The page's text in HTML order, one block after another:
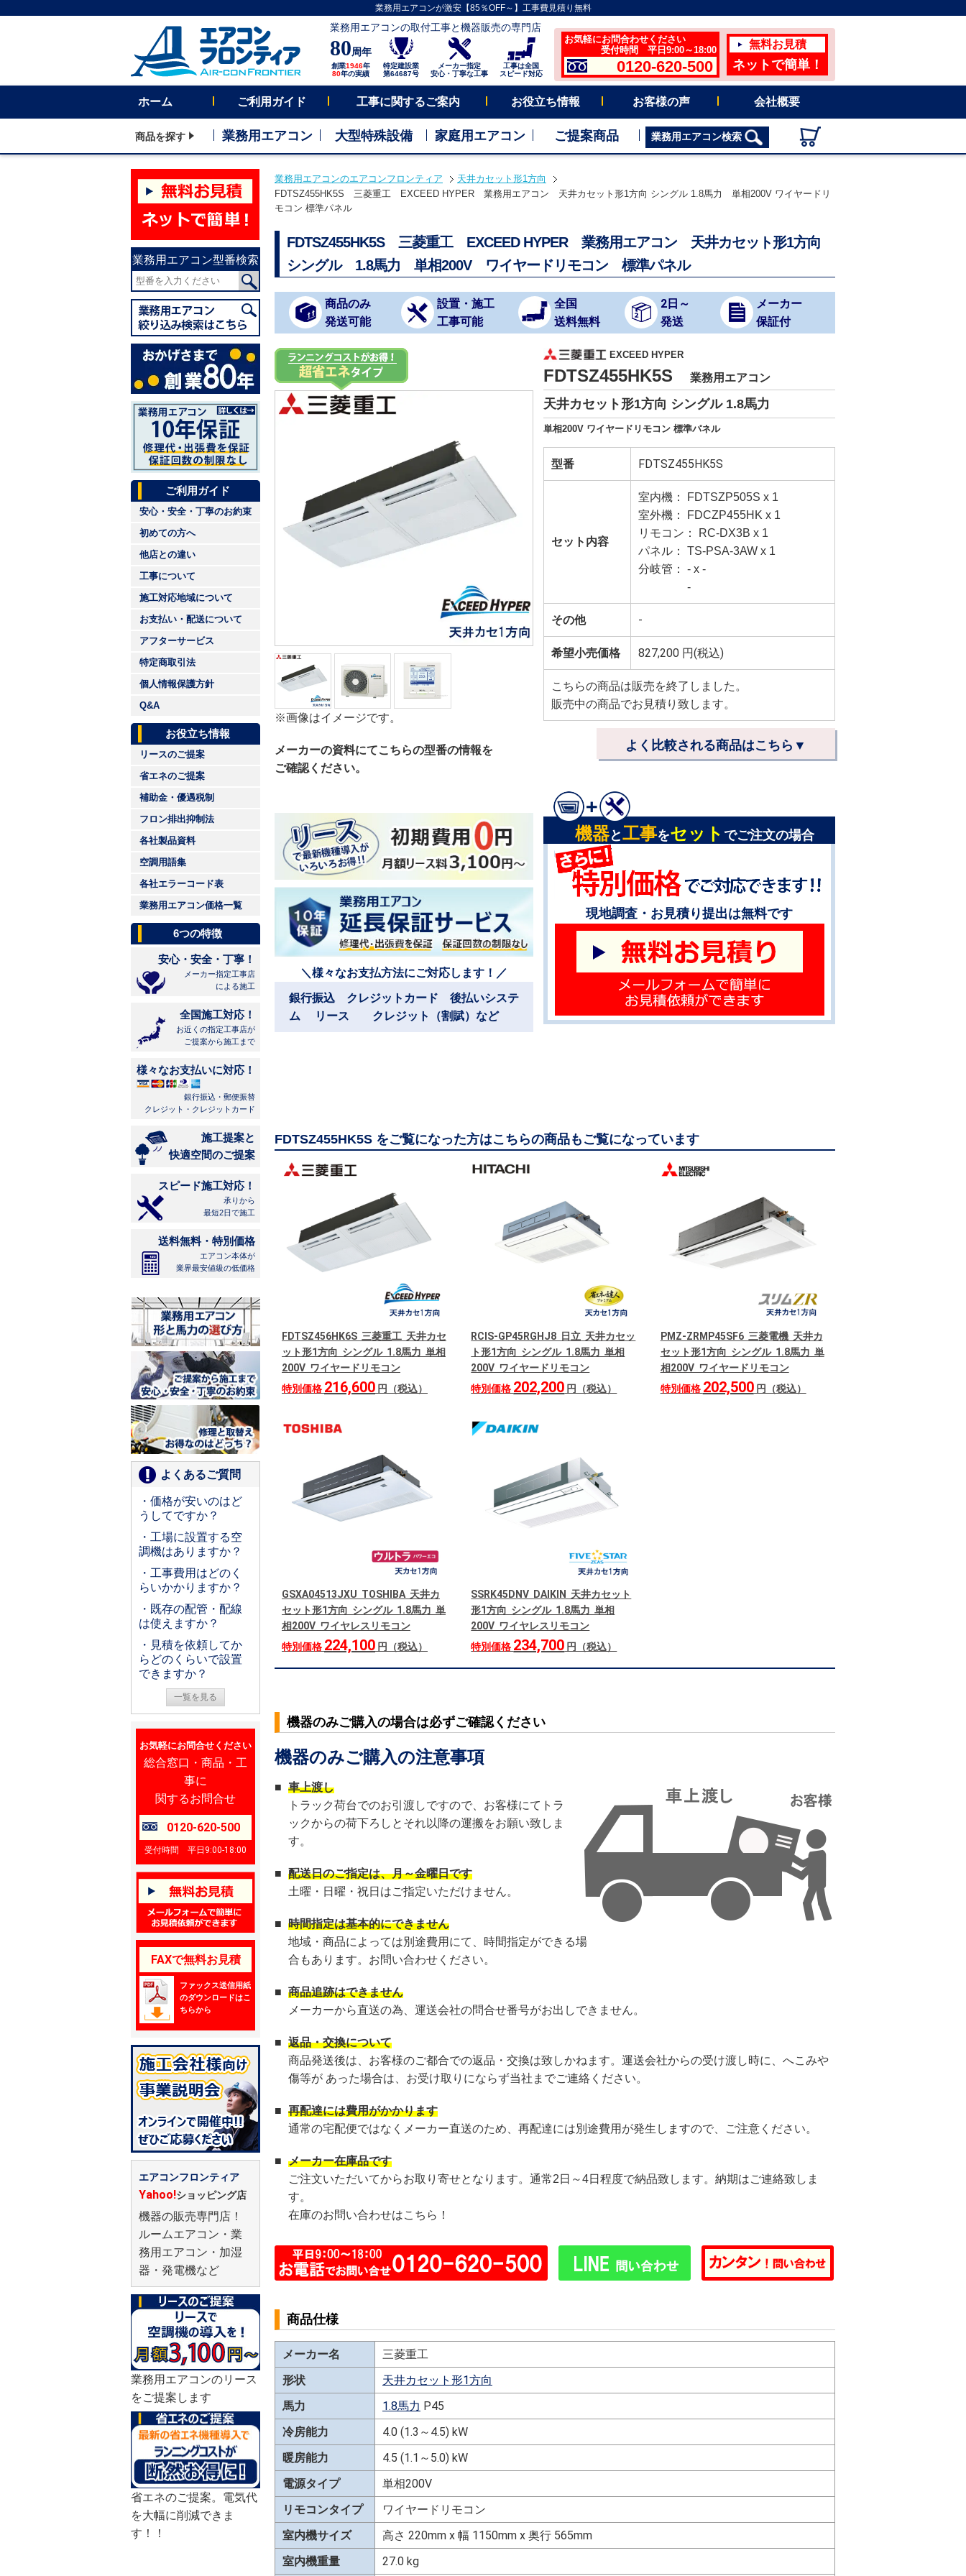
業務用エアコンが激安【85％OFF～】工事費見積り無料
業務用エアコンの取付工事と機器販売の専門店
80周年
創業1946年
80年の実績
特定建設業
第64687号
メーカー指定
安心・丁寧な工事
工事は全国
スピード対応
お気軽にお問合わせください
受付時間 平日9:00～18:00
0120-620-500
無料お見積
ネットで簡単！
ホーム ご利用ガイド 工事に関するご案内 お役立ち情報 お客様の声 会社概要
商品を探す 業務用エアコン 大型特殊設備 家庭用エアコン ご提案商品 業務用エアコン検索
業務用エアコン型番検索
ご利用ガイド
安心・安全・丁寧のお約束
初めての方へ
他店との違い
工事について
施工対応地域について
お支払い・配送について
アフターサービス
特定商取引法
個人情報保護方針
Q&A
お役立ち情報
リースのご提案
省エネのご提案
補助金・優遇税制
フロン排出抑制法
各社製品資料
空調用語集
各社エラーコード表
業務用エアコン価格一覧
6つの特徴
安心・安全・丁寧！
メーカー指定工事店
による施工
全国施工対応！
お近くの指定工事店が
ご提案から施工まで
様々なお支払いに対応！
銀行振込・郵便振替
クレジット・クレジットカード
施工提案と
快適空間のご提案
スピード施工対応！
承りから
最短2日で施工
送料無料・特別価格
エアコン本体が
業界最安値級の低価格
よくあるご質問
・価格が安いのはど
うしてですか？
・工場に設置する空
調機はありますか？
・工事費用はどのく
らいかかりますか？
・既存の配管・配線
は使えますか？
・見積を依頼してか
らどのくらいで設置
できますか？
一覧を見る
お気軽にお問合せください
総合窓口・商品・工
事に
関するお問合せ
0120-620-500
受付時間 平日9:00-18:00
FAXで無料お見積
ファックス送信用紙
のダウンロードはこ
ちらから
エアコンフロンティア
Yahoo!ショッピング店
機器の販売専門店！
ルームエアコン・業
務用エアコン・加湿
器・発電機など
業務用エアコンのリース
をご提案します
省エネのご提案。電気代
を大幅に削減できま
す！！
業務用エアコンのエアコンフロンティア
天井カセット形1方向
FDTSZ455HK5S 三菱重工 EXCEED HYPER 業務用エアコン 天井カセット形1方向 シングル 1.8馬力 単相200V ワイヤードリ
モコン 標準パネル
FDTSZ455HK5S 三菱重工 EXCEED HYPER 業務用エアコン 天井カセット形1方向
シングル 1.8馬力 単相200V ワイヤードリモコン 標準パネル
商品のみ
発送可能
設置・施工
工事可能
全国
送料無料
2日～
発送
メーカー
保証付
※画像はイメージです。
メーカーの資料にてこちらの型番の情報を
ご確認ください。
EXCEED HYPER
FDTSZ455HK5S 業務用エアコン
天井カセット形1方向 シングル 1.8馬力
単相200V ワイヤードリモコン 標準パネル
型番 FDTSZ455HK5S
セット内容
室内機： FDTSZP505S x 1
室外機： FDCZP455HK x 1
リモコン： RC-DX3B x 1
パネル： TS-PSA-3AW x 1
分岐管： - x -
-
その他 -
希望小売価格 827,200 円(税込)
こちらの商品は販売を終了しました。
販売中の商品でお見積り致します。
よく比較される商品はこちら▼
＼様々なお支払方法にご対応します！／
銀行振込 クレジットカード 後払いシステ
ム リース クレジット（割賦）など
機器と工事をセット でご注文の場合
現地調査・お見積り提出は無料です
FDTSZ455HK5S をご覧になった方はこちらの商品もご覧になっています
FDTSZ456HK6S 三菱重工 天井カセ
ット形1方向 シングル 1.8馬力 単相
200V ワイヤードリモコン
特別価格 216,600 円（税込）
RCIS-GP45RGHJ8 日立 天井カセッ
ト形1方向 シングル 1.8馬力 単相
200V ワイヤードリモコン
特別価格 202,200 円（税込）
PMZ-ZRMP45SF6 三菱電機 天井カ
セット形1方向 シングル 1.8馬力 単
相200V ワイヤードリモコン
特別価格 202,500円（税込）
GSXA04513JXU TOSHIBA 天井カ
セット形1方向 シングル 1.8馬力 単
相200V ワイヤレスリモコン
特別価格 224,100 円（税込）
SSRK45DNV DAIKIN 天井カセット
形1方向 シングル 1.8馬力 単相
200V ワイヤレスリモコン
特別価格 234,700 円（税込）
機器のみご購入の場合は必ずご確認ください
機器のみご購入の注意事項
■ 車上渡し
トラック荷台でのお引渡しですので、お客様にてトラ
ックからの荷下ろしとそれ以降の運搬をお願い致しま
す。
■ 配送日のご指定は、月～金曜日です
土曜・日曜・祝日はご指定いただけません。
■ 時間指定は基本的にできません
地域・商品によっては別途費用にて、時間指定ができる場
合もあります。お問い合わせください。
■ 商品追跡はできません
メーカーから直送の為、運送会社の問合せ番号がお出しできません。
■ 返品・交換について
商品発送後は、お客様のご都合での返品・交換は致しかねます。運送会社からの受け渡し時に、へこみや
傷等が あった場合は、お受け取りにならず当社までご連絡ください。
■ 再配達には費用がかかります
通常の宅配便ではなくメーカー直送のため、再配達には別途費用が発生しますので、ご注意ください。
■ メーカー在庫品です
ご注文いただいてからお取り寄せとなります。通常2日～4日程度で納品致します。納期はご連絡致しま
す。
在庫のお問い合わせはこちら！
商品仕様
メーカー名
三菱重工
形状
天井カセット形1方向
馬力
1.8馬力 P45
冷房能力
4.0 (1.3～4.5) kW
暖房能力
4.5 (1.1～5.0) kW
電源タイプ
単相200V
リモコンタイプ
ワイヤードリモコン
室内機サイズ
高さ 220mm x 幅 1150mm x 奥行 565mm
室内機重量
27.0 kg